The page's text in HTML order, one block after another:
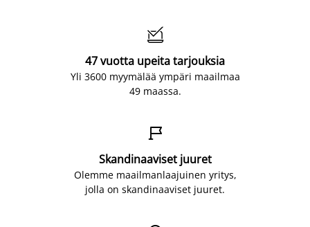

47 vuotta upeita tarjouksia
Yli 3600 myymälää ympäri maailmaa
49 maassa.

Skandinaaviset juuret
Olemme maailmanlaajuinen yritys,
jolla on skandinaaviset juuret.